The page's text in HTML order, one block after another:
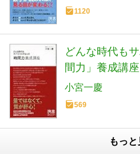
1120
どんな時代も
間力」養成講
(ディスカヴァ
小宮一慶
569
もっと